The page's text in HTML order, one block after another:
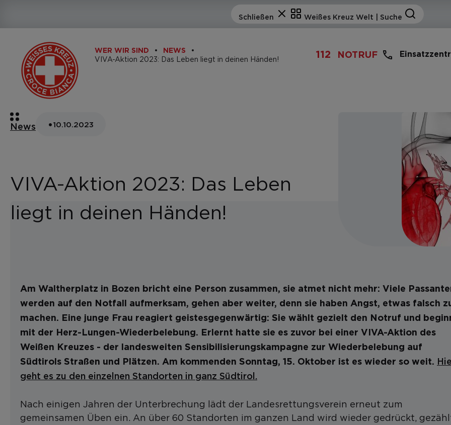
WER WIR SIND NEWS
VIVA-Aktion 2023: Das Leben liegt in deinen Händen! 112 NOTRUF
News •10.10.2023
VIVA-Aktion 2023: Das Leben
liegt in deinen Händen!
Am Waltherplatz in Bozen bricht eine Person zusammen, sie atmet nicht mehr: Viele
werden auf den Notfall aufmerksam, gehen aber weiter, denn sie haben Angst, etwas falsch
machen. Eine junge Frau reagiert geistesgegenwärtig: Sie wählt gezielt den Notruf und
mit der Herz-Lungen-Wiederbelebung. Erlernt hatte sie es zuvor bei einer VIVA-Aktion des
Weißen Kreuzes - der landesweiten Sensibilisierungskampagne zur Wiederbelebung auf
Südtirols Straßen und Plätzen. Am kommenden Sonntag, 15. Oktober ist es wieder so weit.
geht es zu den einzelnen Standorten in ganz Südtirol.
Nach einigen Jahren der Unterbrechung lädt der Landesrettungsverein erneut zum
gemeinsamen Üben ein. An über 60 Standorten im ganzen Land wird wieder gedrückt,